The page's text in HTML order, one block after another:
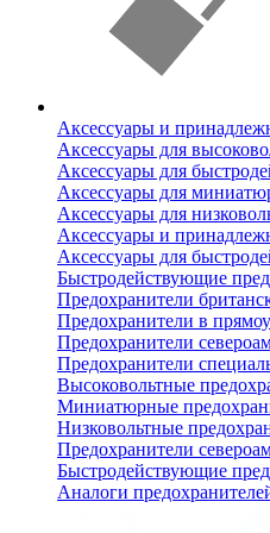
Аксессуары и
Аксессуары для
Аксессуары для
Аксессуары для
Аксессуары для
Аксессуары и
Аксессуары для
Быстродействующие
Предохранители
Предохранители в
Предохранители
Предохранители
Высоковольтные
Миниатюрные
Низковольтные
Предохранители
Быстродействующие
Аналоги